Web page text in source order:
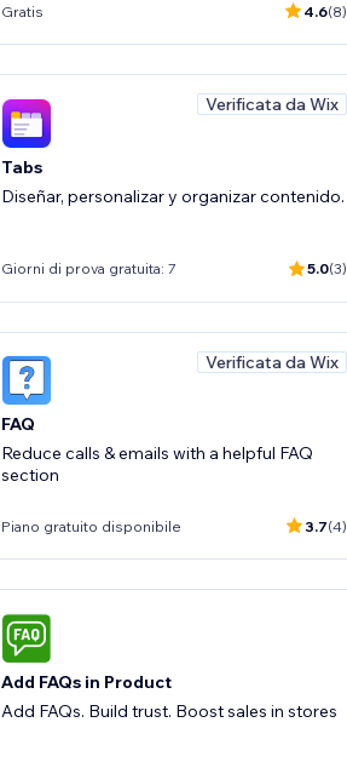
Gratis 4.6(8)
Verificata da Wix
Tabs
Diseñar, personalizar y organizar contenido.
Giorni di prova gratuita: 7 5.0(3)
Verificata da Wix
FAQ
Reduce calls & emails with a helpful FAQ
section
Piano gratuito disponibile 3.7(4)
Add FAQs in Product
Add FAQs. Build trust. Boost sales in stores